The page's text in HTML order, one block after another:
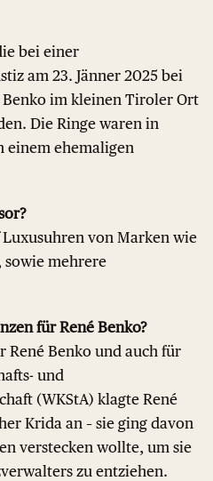
bei einer
am 23. Jänner 2025 bei
im kleinen Tiroler Ort
Die Ringe waren in
einem ehemaligen
von Marken wie
sowie mehrere
für René Benko?
René Benko und auch für
und
(WKStA) klagte René
Krida an – sie ging davon
verstecken wollte, um sie
zu entziehen.